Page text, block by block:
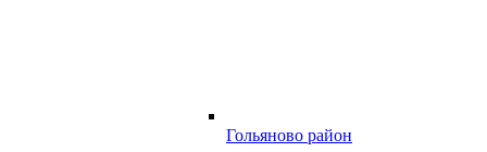
Гольяново район